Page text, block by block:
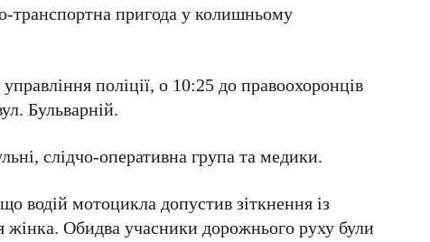
транспортна пригода у колишньому
поліції, о 10:25 до правоохоронців
Бульварній.
слідчо-оперативна група та медики.
водій мотоцикла допустив зіткнення із
жінка. Обидва учасники дорожнього руху були